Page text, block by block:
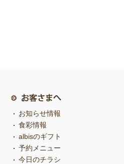
お知らせ情報
食彩情報
albisのギフト
予約メニュー
今日のチラシ